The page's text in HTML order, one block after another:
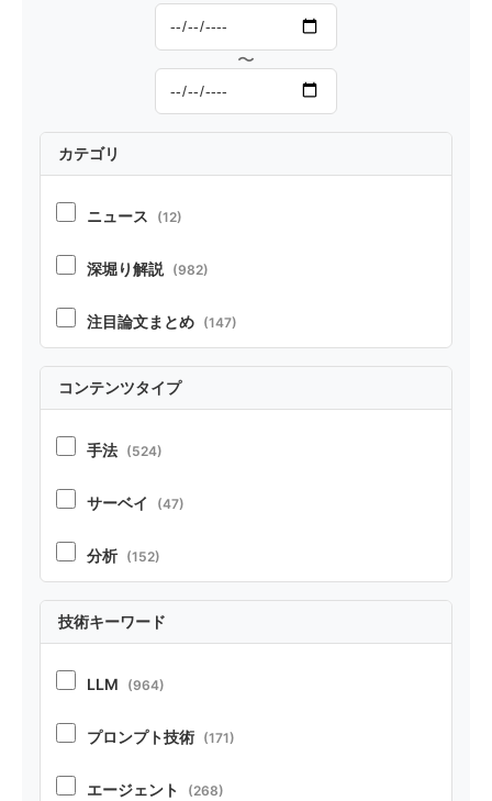
〜
カテゴリ
ニュース (12)
深堀り解説 (982)
注目論文まとめ (147)
コンテンツタイプ
手法 (524)
サーベイ (47)
分析 (152)
技術キーワード
LLM (964)
プロンプト技術 (171)
エージェント (268)